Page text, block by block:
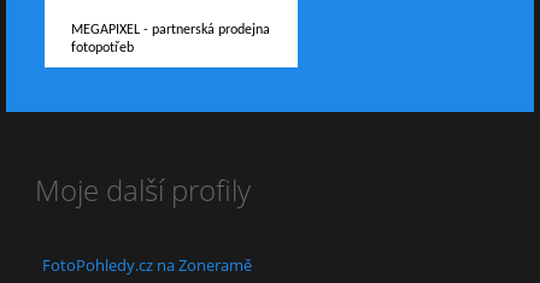
MEGAPIXEL - partnerská prodejna
fotopotřeb
Moje další profily
FotoPohledy.cz na Zoneramě